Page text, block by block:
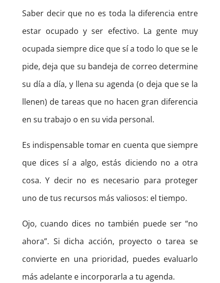
Saber decir que no es toda la diferencia entre
estar ocupado y ser efectivo. La gente muy
ocupada siempre dice que sí a todo lo que se le
pide, deja que su bandeja de correo determine
su día a día, y llena su agenda (o deja que se la
llenen) de tareas que no hacen gran diferencia
en su trabajo o en su vida personal.
Es indispensable tomar en cuenta que siempre
que dices sí a algo, estás diciendo no a otra
cosa. Y decir no es necesario para proteger
uno de tus recursos más valiosos: el tiempo.
Ojo, cuando dices no también puede ser “no
ahora”. Si dicha acción, proyecto o tarea se
convierte en una prioridad, puedes evaluarlo
más adelante e incorporarla a tu agenda.